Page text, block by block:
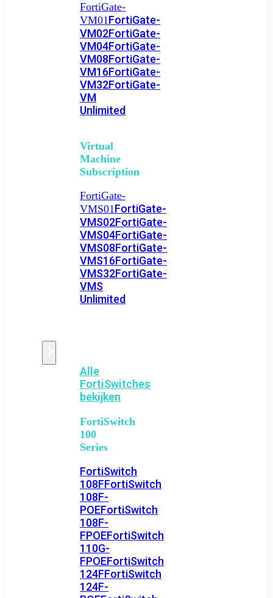
FortiGate-
VM01FortiGate-
VM02FortiGate-
VM04FortiGate-
VM08FortiGate-
VM16FortiGate-
VM32FortiGate-
VM
Unlimited
Virtual
Machine
Subscription
FortiGate-
VMS01FortiGate-
VMS02FortiGate-
VMS04FortiGate-
VMS08FortiGate-
VMS16FortiGate-
VMS32FortiGate-
VMS
Unlimited
Alle
FortiSwitches
bekijken
FortiSwitch
100
Series
FortiSwitch
108FFortiSwitch
108F-
POEFortiSwitch
108F-
FPOEFortiSwitch
110G-
FPOEFortiSwitch
124FFortiSwitch
124F-